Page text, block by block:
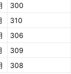
300
310
306
309
308